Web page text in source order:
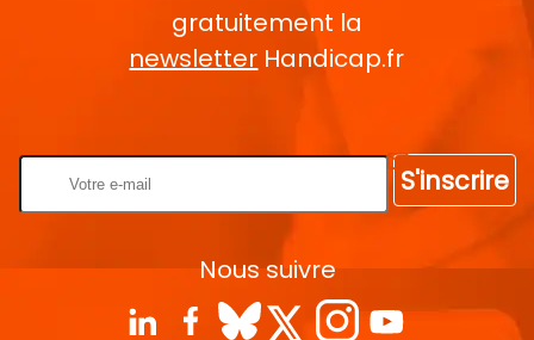
gratuitement la
newsletter Handicap.fr
S'inscrire
Nous suivre